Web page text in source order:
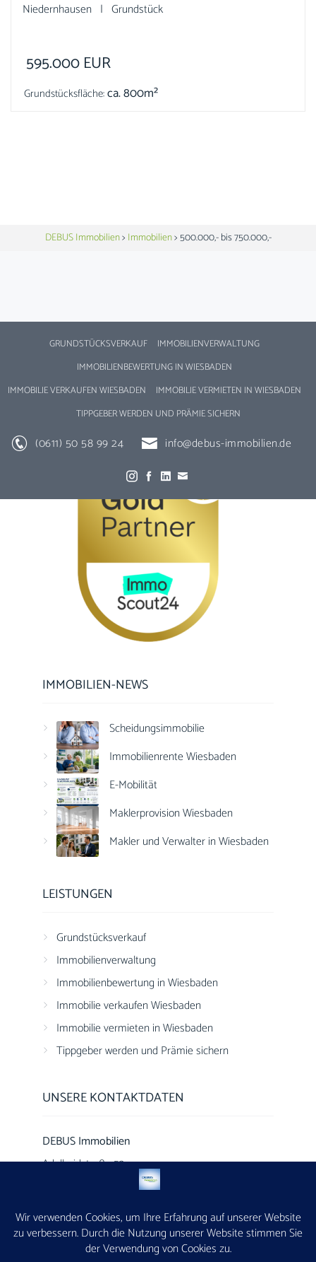
Niedernhausen | Grundstück
595.000EUR
Grundstücksfläche:ca. 800m²
DEBUS Immobilien> Immobilien>500.000,- bis 750.000,-
GRUNDSTÜCKSVERKAUF
IMMOBILIENVERWALTUNG
IMMOBILIENBEWERTUNG IN WIESBADEN
IMMOBILIE VERKAUFEN WIESBADEN
IMMOBILIE VERMIETEN IN WIESBADEN
TIPPGEBER WERDEN UND PRÄMIE SICHERN
(0611) 50 58 99 24 info@debus-immobilien.de
IMMOBILIEN-NEWS
Scheidungsimmobilie
Immobilienrente Wiesbaden
E-Mobilität
Maklerprovision Wiesbaden
Makler und Verwalter in Wiesbaden
LEISTUNGEN
Grundstücksverkauf
Immobilienverwaltung
Immobilienbewertung in Wiesbaden
Immobilie verkaufen Wiesbaden
Immobilie vermieten in Wiesbaden
Tippgeber werden und Prämie sichern
UNSERE KONTAKTDATEN
DEBUS Immobilien
Adelheidstraße 53
(0611) 50589924
info@debus-immobilien.de